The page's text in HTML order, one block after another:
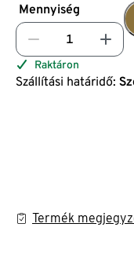
Mennyiség
Raktáron
Szállítási határidő:
Termék